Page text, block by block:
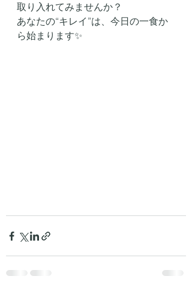
取り入れてみませんか？
あなたの“キレイ”は、今日の一食か
ら始まります✨